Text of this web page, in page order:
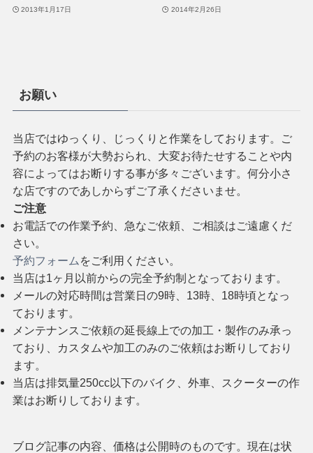
2013年1月17日 2014年2月26日
お願い
当店ではゆっくり、じっくりと作業をしております。ご
予約のお客様が大勢おられ、大変お待たせすることや内
容によってはお断りする事が多々ございます。何分小さ
な店ですのであしからずご了承くださいませ。
ご注意
お電話での作業予約、急なご依頼、ご相談はご遠慮くだ
さい。
予約フォーム をご利用ください。
当店は1ヶ月以前からの完全予約制となっております。
メールの対応時間は営業日の9時、13時、18時頃となっ
ております。
メンテナンスご依頼の延長線上での加工・製作のみ承っ
ており、カスタムや加工のみのご依頼はお断りしており
ます。
当店は排気量250cc以下のバイク、外車、スクーターの作
業はお断りしております。
ブログ記事の内容、価格は公開時のものです。現在は状